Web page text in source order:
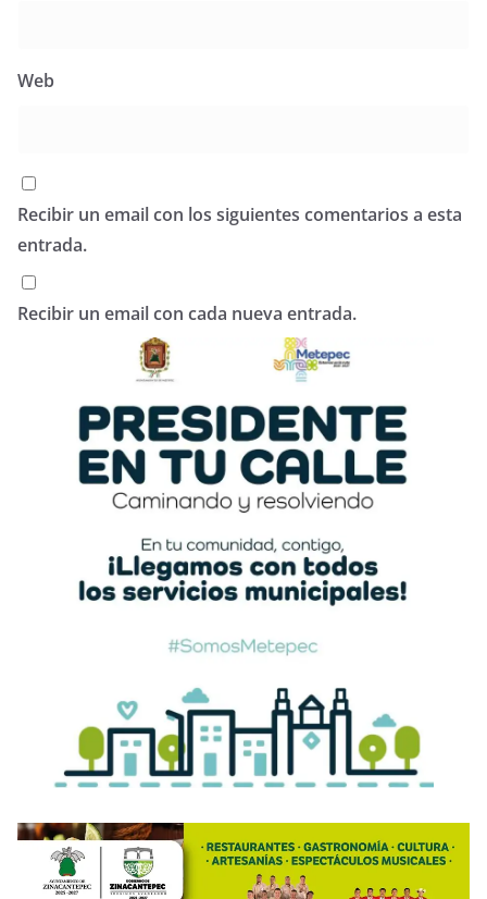
Web
Recibir un email con los siguientes comentarios a esta
entrada.
Recibir un email con cada nueva entrada.